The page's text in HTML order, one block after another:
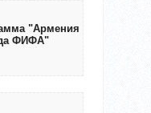
"Армения
ФИФА"